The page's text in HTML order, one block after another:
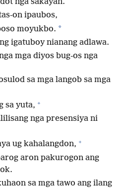
on ipaubos,
moyukbo. *
igatuboy nianang adlawa.
mga diyos bug-os nga
sa mga langob sa mga
sa yuta, +
nga presensiya ni
ug kahalangdon, +
aron pakurogon ang
sa mga tawo ang ilang